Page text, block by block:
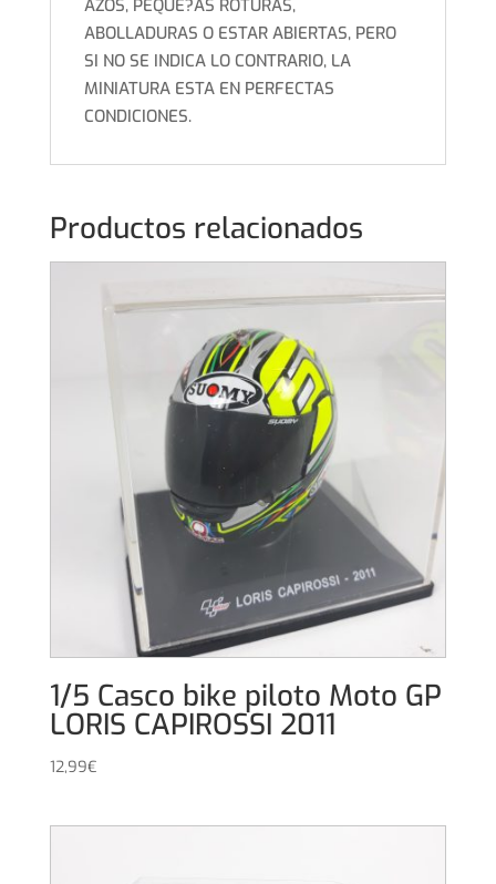
AZOS, PEQUE?AS ROTURAS,
ABOLLADURAS O ESTAR ABIERTAS, PERO
SI NO SE INDICA LO CONTRARIO, LA
MINIATURA ESTA EN PERFECTAS
CONDICIONES.
Productos relacionados
1/5 Casco bike piloto Moto GP
LORIS CAPIROSSI 2011
12,99€